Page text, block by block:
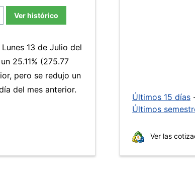
Ver histórico
13 de Julio del
25.11% (275.77
pero se redujo un
del mes anterior.
Últimos 15 días
Últimos
Ver las